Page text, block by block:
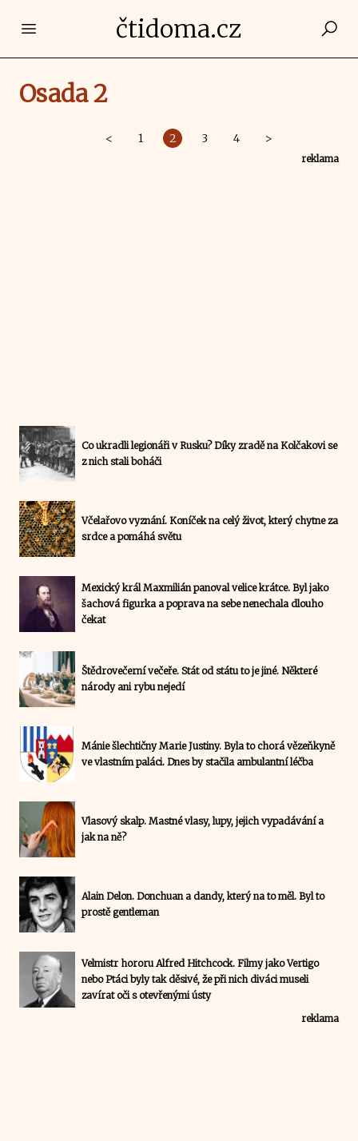
Open main menučtidoma.cz
Osada 2
< 1 2 3 4 >
reklama
Co ukradli legionáři v Rusku? Díky zradě na Kolčakovi se
z nich stali boháči
Včelařovo vyznání. Koníček na celý život, který chytne za
srdce a pomáhá světu
Mexický král Maxmilián panoval velice krátce. Byl jako
šachová figurka a poprava na sebe nenechala dlouho
čekat
Štědrovečerní večeře. Stát od státu to je jiné. Některé
národy ani rybu nejedí
Mánie šlechtičny Marie Justiny. Byla to chorá vězeňkyně
ve vlastním paláci. Dnes by stačila ambulantní léčba
Vlasový skalp. Mastné vlasy, lupy, jejich vypadávání a
jak na ně?
Alain Delon. Donchuan a dandy, který na to měl. Byl to
prostě gentleman
Velmistr hororu Alfred Hitchcock. Filmy jako Vertigo
nebo Ptáci byly tak děsivé, že při nich diváci museli
zavírat oči s otevřenými ústy
reklama